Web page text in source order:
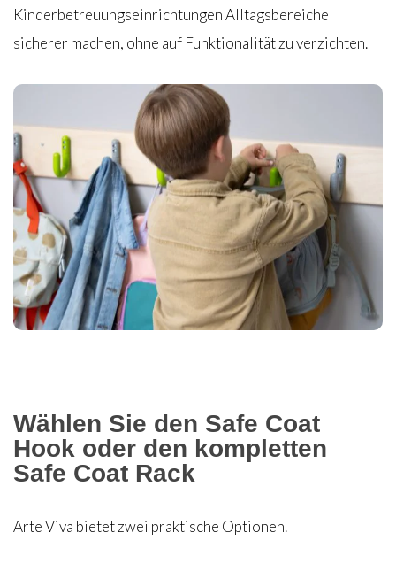
Kinderbetreuungseinrichtungen Alltagsbereiche
sicherer machen, ohne auf Funktionalität zu verzichten.
Wählen Sie den Safe Coat
Hook oder den kompletten
Safe Coat Rack
Arte Viva bietet zwei praktische Optionen.